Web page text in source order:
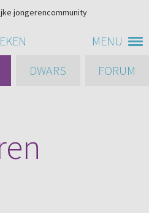
MENU
jongerencommunity
DWARS FORUM